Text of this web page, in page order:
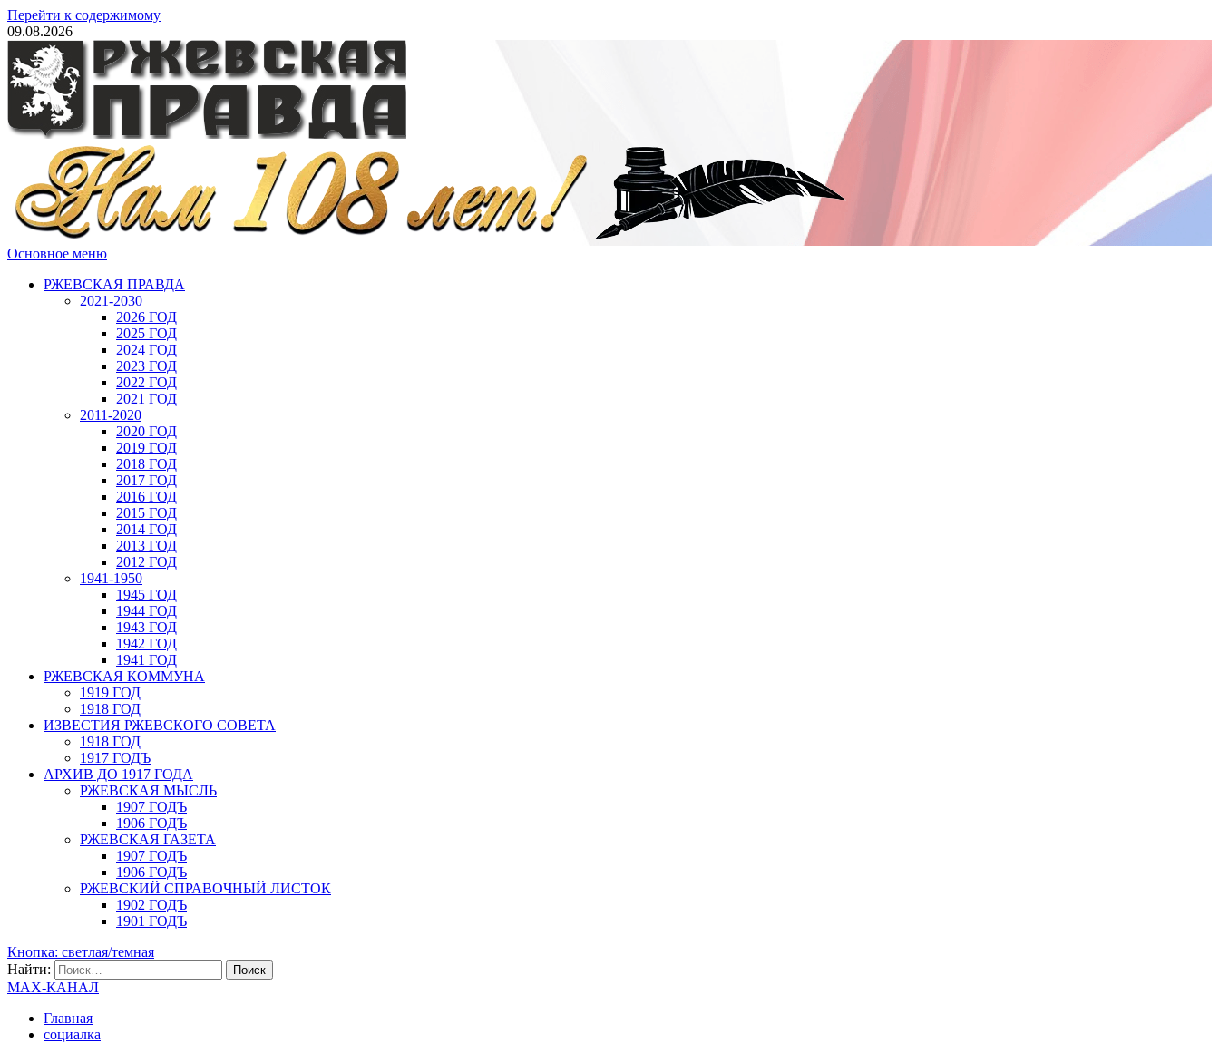
Перейти к содержимому
09.08.2026
Основное меню
РЖЕВСКАЯ ПРАВДА
2021-2030
2026 ГОД
2025 ГОД
2024 ГОД
2023 ГОД
2022 ГОД
2021 ГОД
2011-2020
2020 ГОД
2019 ГОД
2018 ГОД
2017 ГОД
2016 ГОД
2015 ГОД
2014 ГОД
2013 ГОД
2012 ГОД
1941-1950
1945 ГОД
1944 ГОД
1943 ГОД
1942 ГОД
1941 ГОД
РЖЕВСКАЯ КОММУНА
1919 ГОД
1918 ГОД
ИЗВЕСТИЯ РЖЕВСКОГО СОВЕТА
1918 ГОД
1917 ГОДЪ
АРХИВ ДО 1917 ГОДА
РЖЕВСКАЯ МЫСЛЬ
1907 ГОДЪ
1906 ГОДЪ
РЖЕВСКАЯ ГАЗЕТА
1907 ГОДЪ
1906 ГОДЪ
РЖЕВСКИЙ СПРАВОЧНЫЙ ЛИСТОК
1902 ГОДЪ
1901 ГОДЪ
Кнопка: светлая/темная
Найти:
MAX-КАНАЛ
Главная
социалка